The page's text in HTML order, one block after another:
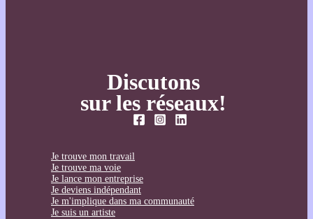
Discutons
sur les réseaux!
Je trouve mon travail
Je trouve ma voie
Je lance mon entreprise
Je deviens indépendant
Je m'implique dans ma communauté
Je suis un artiste